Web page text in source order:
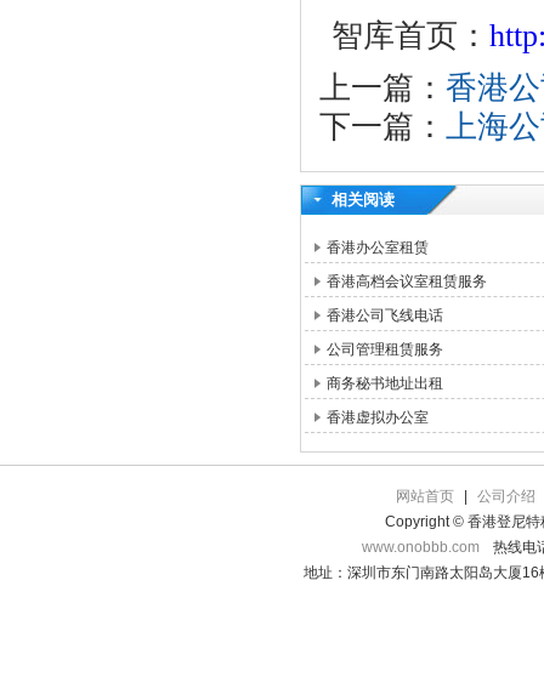
智库首页：
上一篇： 香港
下一篇： 上海
相关阅读
香港办公室租赁
香港高档会议室租赁服务
香港公司飞线电话
公司管理租赁服务
商务秘书地址出租
香港虚拟办公室
网站首页
公司介绍
Copyright © 香港登尼特
www.onobbb.com
热线电
地址：深圳市东门南路太阳岛大厦